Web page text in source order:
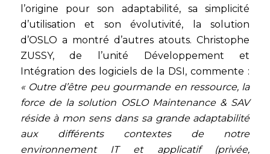
l’origine pour son adaptabilité, sa simplicité
d’utilisation et son évolutivité, la solution
d’OSLO a montré d’autres atouts. Christophe
ZUSSY, de l’unité Développement et
Intégration des logiciels de la DSI, commente :
« Outre d’être peu gourmande en ressource, la
force de la solution OSLO Maintenance & SAV
réside à mon sens dans sa grande adaptabilité
aux différents contextes de notre
environnement IT et applicatif (privée,